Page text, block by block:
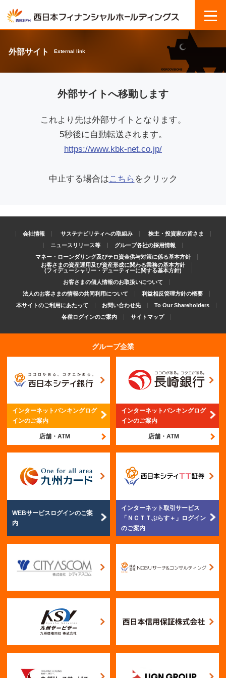
外部サイト External link
外部サイトへ移動します
これより先は外部サイトとなります。
5秒後に自動転送されます。
https://www.kbk-net.co.jp/
中止する場合はこちら をクリック
会社情報 サステナビリティへの取組み
株主・投資家の皆さま
ニュースリリース等
グループ各社の採用情報
マネー・ローンダリング及びテロ資金供与対策に係る基本方針
お客さまの資産運用及び資産形成に関わる業務の基本方針
(フィデューシャリー・デューティーに関する基本方針)
お客さまの個人情報のお取扱いについて
法人のお客さまの情報の共同利用について
利益相反管理方針の概要
本サイトのご利用にあたって
お問い合わせ先
To Our Shareholders
各種ログインのご案内
サイトマップ
グループ企業
インターネットバンキングログ
インのご案内
店舗・ATM
インターネットバンキングログ
インのご案内
店舗・ATM
WEBサービスログインのご案
内
インターネット取引サービス
「ＮＣＴＴぷらす＋」 ログイン
のご案内